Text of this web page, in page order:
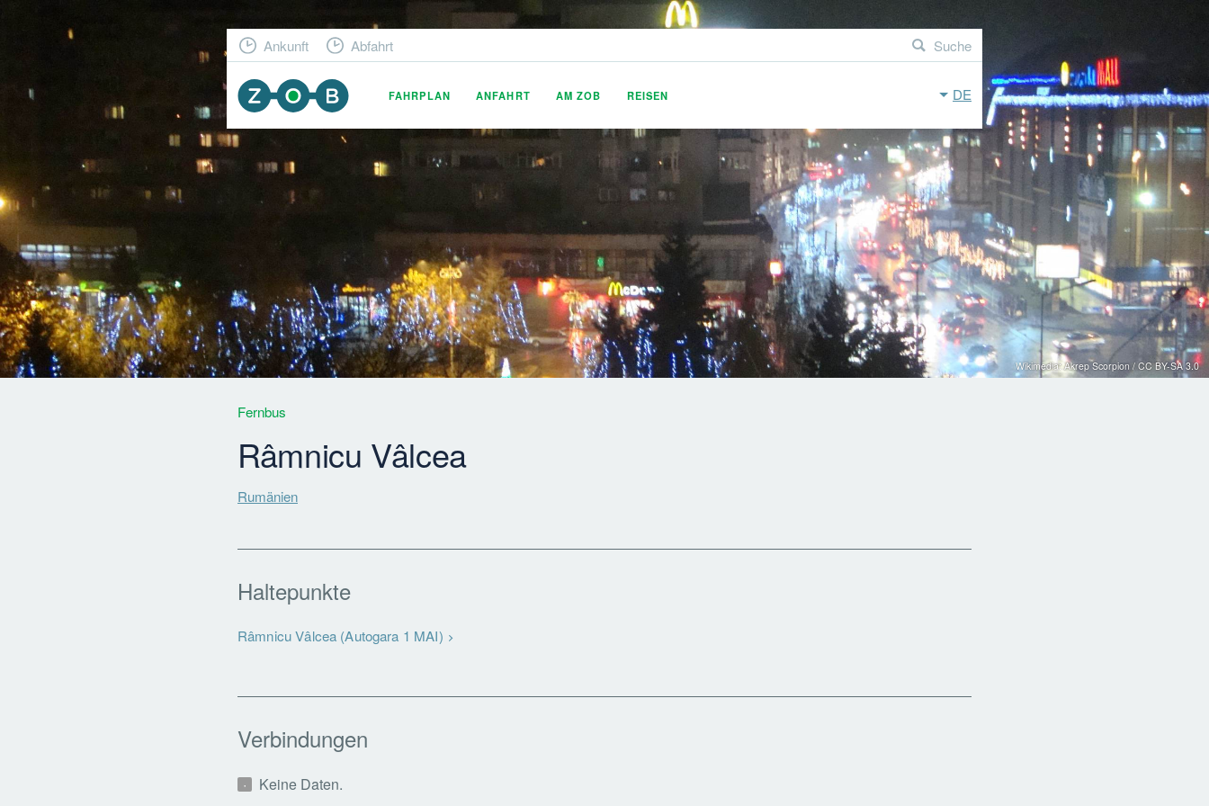
DE
FAHRPLAN ANFAHRT AM ZOB REISEN
Ankunft Abfahrt Suche
Wikimedia: Akrep Scorpion / CC BY-SA 3.0
Fernbus
Râmnicu Vâlcea
Rumänien
Haltepunkte
Râmnicu Vâlcea (Autogara 1 MAI)
Verbindungen
Keine Daten.